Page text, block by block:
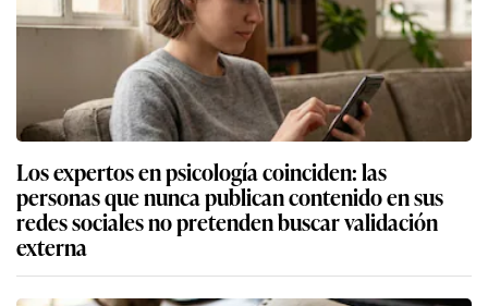
Los expertos en psicología coinciden: las
personas que nunca publican contenido en sus
redes sociales no pretenden buscar validación
externa